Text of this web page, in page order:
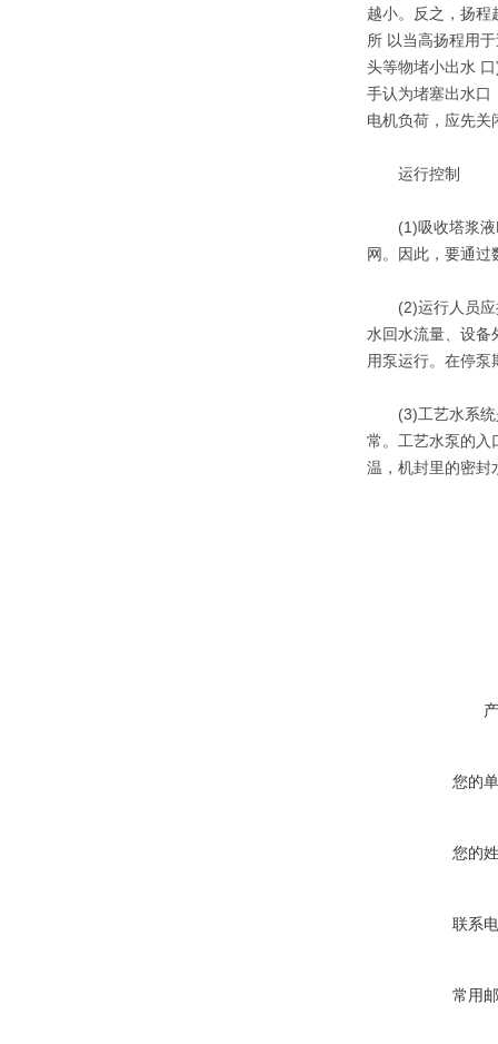
越小。反之，扬程
所 以当高扬程用
头等物堵小出水
手认为堵塞出水口
电机负荷，应先关
运行控制
(1)吸收塔浆液
网。因此，要通
(2)运行人员应提
水回水流量、设备
用泵运行。在停
(3)工艺水系统是
常。工艺水泵的入
温，机封里的密封
您的
您的
联系
常用